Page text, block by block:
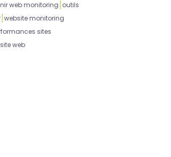
web monitoring outils
website monitoring
sites
web